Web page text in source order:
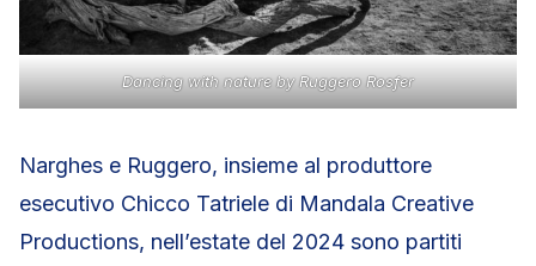
Dancing with nature by Ruggero Rosfer
Narghes e Ruggero, insieme al produttore
esecutivo Chicco Tatriele di Mandala Creative
Productions, nell’estate del 2024 sono partiti